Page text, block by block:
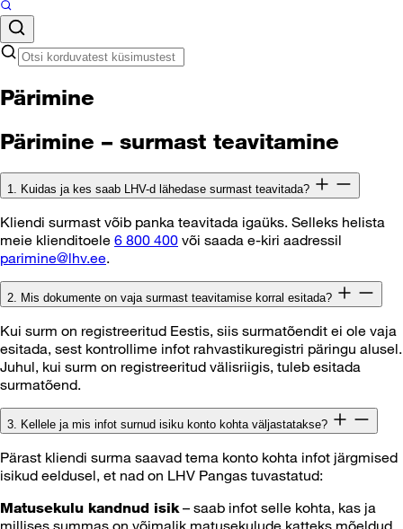
Pärimine
Pärimine – surmast teavitamine
1. Kuidas ja kes saab LHV-d lähedase surmast teavitada?
Kliendi surmast võib panka teavitada igaüks. Selleks helista
meie klienditoele 6 800 400 või saada e-kiri aadressil
parimine@lhv.ee.
2. Mis dokumente on vaja surmast teavitamise korral esitada?
Kui surm on registreeritud Eestis, siis surmatõendit ei ole vaja
esitada, sest kontrollime infot rahvastikuregistri päringu alusel.
Juhul, kui surm on registreeritud välisriigis, tuleb esitada
surmatõend.
3. Kellele ja mis infot surnud isiku konto kohta väljastatakse?
Pärast kliendi surma saavad tema konto kohta infot järgmised
isikud eeldusel, et nad on LHV Pangas tuvastatud:
Matusekulu kandnud isik – saab infot selle kohta, kas ja
millises summas on võimalik matusekulude katteks mõeldud